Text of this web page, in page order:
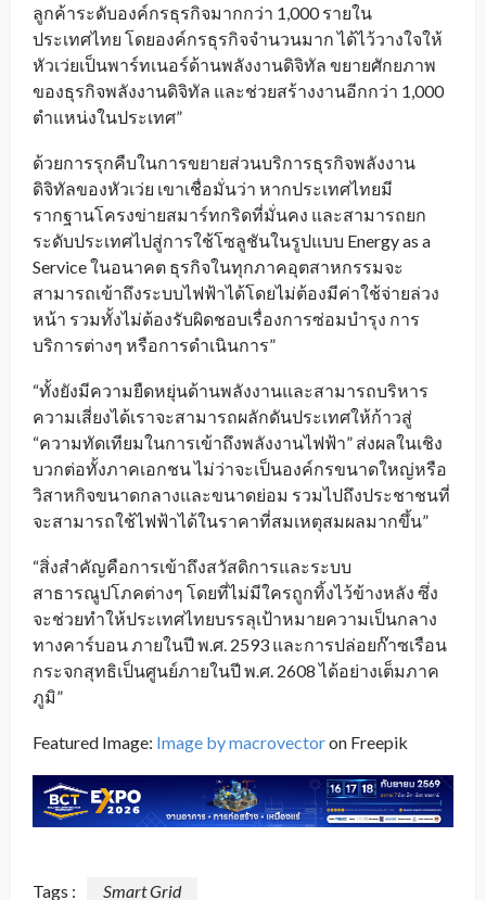
ลูกค้าระดับองค์กรธุรกิจมากกว่า 1,000 รายใน
ประเทศไทย โดยองค์กรธุรกิจจำนวนมาก ได้ไว้วางใจให้
หัวเว่ยเป็นพาร์ทเนอร์ด้านพลังงานดิจิทัล ขยายศักยภาพ
ของธุรกิจพลังงานดิจิทัล และช่วยสร้างงานอีกกว่า 1,000
ตำแหน่งในประเทศ”
ด้วยการรุกคืบในการขยายส่วนบริการธุรกิจพลังงาน
ดิจิทัลของหัวเว่ย เขาเชื่อมั่นว่า หากประเทศไทยมี
รากฐานโครงข่ายสมาร์ทกริดที่มั่นคง และสามารถยก
ระดับประเทศไปสู่การใช้โซลูชันในรูปแบบ Energy as a
Service ในอนาคต ธุรกิจในทุกภาคอุตสาหกรรมจะ
สามารถเข้าถึงระบบไฟฟ้าได้โดยไม่ต้องมีค่าใช้จ่ายล่วง
หน้า รวมทั้งไม่ต้องรับผิดชอบเรื่องการซ่อมบำรุง การ
บริการต่างๆ หรือการดำเนินการ”
“ทั้งยังมีความยืดหยุ่นด้านพลังงานและสามารถบริหาร
ความเสี่ยงได้เราจะสามารถผลักดันประเทศให้ก้าวสู่
“ความทัดเทียมในการเข้าถึงพลังงานไฟฟ้า” ส่งผลในเชิง
บวกต่อทั้งภาคเอกชน ไม่ว่าจะเป็นองค์กรขนาดใหญ่หรือ
วิสาหกิจขนาดกลางและขนาดย่อม รวมไปถึงประชาชนที่
จะสามารถใช้ไฟฟ้าได้ในราคาที่สมเหตุสมผลมากขึ้น”
“สิ่งสำคัญคือการเข้าถึงสวัสดิการและระบบ
สาธารณูปโภคต่างๆ โดยที่ไม่มีใครถูกทิ้งไว้ข้างหลัง ซึ่ง
จะช่วยทำให้ประเทศไทยบรรลุเป้าหมายความเป็นกลาง
ทางคาร์บอน ภายในปี พ.ศ. 2593 และการปล่อยก๊าซเรือน
กระจกสุทธิเป็นศูนย์ภายในปี พ.ศ. 2608 ได้อย่างเต็มภาค
ภูมิ”
Featured Image: Image by macrovectoron Freepik
Tags : Smart Grid